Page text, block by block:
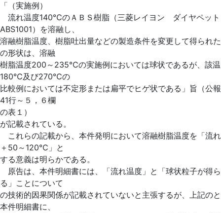
「（実施例）
流れ温度140℃のＡＢＳ樹脂（三菱レイヨン ダイヤペット
ABS1001）を溶融し、
溶融樹脂温度、樹脂吐出量などの製造条件を変更して得られ
の形状は、溶融
樹脂温度200～235℃の実施例においては球状であるが、該
180℃及び270℃の
比較例においては不定形または扁平でヒゲ状である」旨（公
41行～５，６欄
の表１）
が記載されている。
これらの記載から、本件発明において溶融樹脂温度を「流
＋50～120℃」と
する意義は明らかである。
原告は、本件明細書には、「流れ温度」と「球状粒子が得
る」ことについて
の技術的因果関係が記載されていないと主張するが、上記の
本件明細書に、